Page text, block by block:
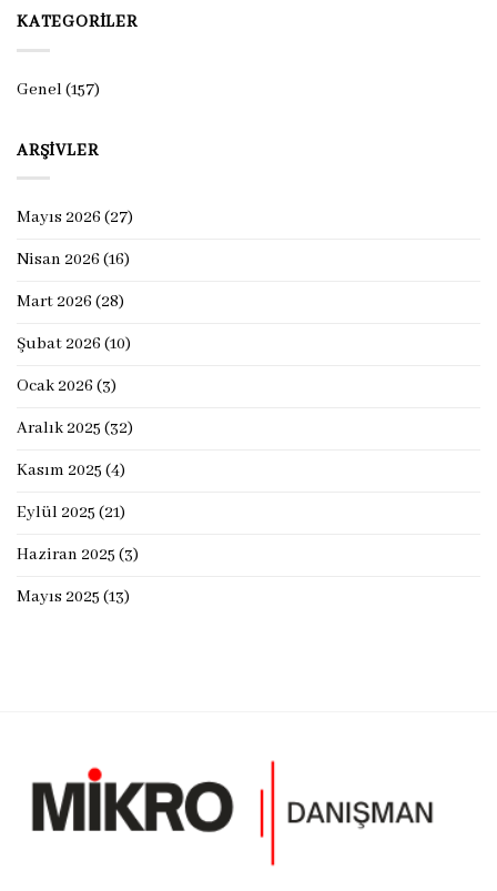
KATEGORILER
Genel(157)
ARŞIVLER
Mayıs 2026 (27)
Nisan 2026 (16)
Mart 2026 (28)
Şubat 2026 (10)
Ocak 2026 (3)
Aralık 2025 (32)
Kasım 2025 (4)
Eylül 2025 (21)
Haziran 2025 (3)
Mayıs 2025 (13)